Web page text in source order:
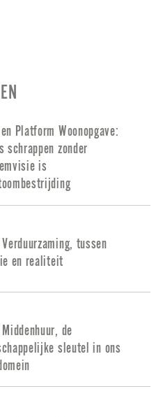
en Platform Woonopgave:
schrappen zonder
is
Verduurzaming, tussen
en realiteit
Middenhuur, de
sleutel in ons